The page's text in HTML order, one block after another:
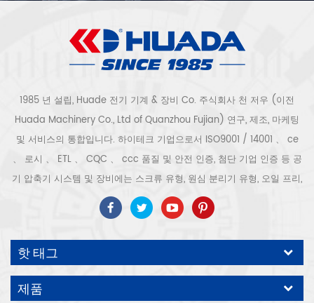
1985 년 설립, Huade 전기 기계 & 장비 Co. 주식회사 천 저우 (이전
Huada Machinery Co., Ltd of Quanzhou Fujian) 연구, 제조, 마케팅
및 서비스의 통합입니다. 하이테크 기업으로서 ISO9001 / 14001 、 ce
、 로시 、 ETL 、 CQC 、 ccc 품질 및 안전 인증, 첨단 기업 인증 등 공
기 압축기 시스템 및 장비에는 스크류 유형, 원심 분리기 유형, 오일 프리,
스크롤 유형, 피스톤 유형, 건조기, 필터, 배수기, 완전한 공기 압축기 생산
라인 등이 포함됩니다. 보다 300 가지 유형의 공기 압축기 산업 전문가
우리 회사는 보다 30 년 경력 from 압력 용기, 전기 모터, 정밀 부품 가공
및 장비에 대한 최고의 부품 주조 조립. 또한 우리 회사는 영구 자석 서보
모터의 자체 핵심 프로세스를 개발하고 관련 기술 특허를 획득하여 국가
에너지 절약 및 환경 보호 기술 발전에 기여했습니다. 우리 자신의 브랜
핫 태그
제품